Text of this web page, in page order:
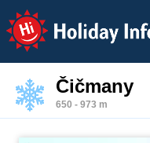
Holiday Info
Čičmany
650 - 973 m